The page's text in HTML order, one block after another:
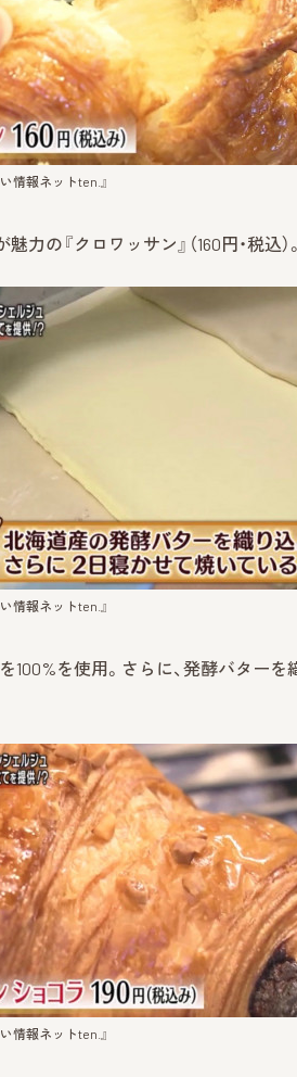
情報ネットten.』
の『クロワッサン』（160円・税込）。
情報ネットten.』
100%を使用。さらに、発酵バター
情報ネットten.』